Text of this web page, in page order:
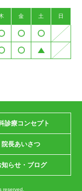
金 土 日
診療コンセプト
院長あいさつ
知らせ・ブログ
reserved.